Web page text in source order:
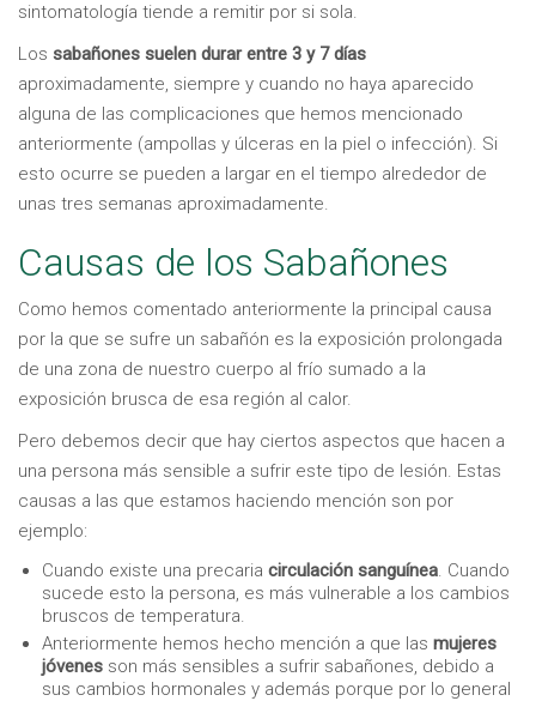
sintomatología tiende a remitir por si sola.
Los sabañones suelen durar entre 3 y 7 días
aproximadamente, siempre y cuando no haya aparecido
alguna de las complicaciones que hemos mencionado
anteriormente (ampollas y úlceras en la piel o infección). Si
esto ocurre se pueden a largar en el tiempo alrededor de
unas tres semanas aproximadamente.
Causas de los Sabañones
Como hemos comentado anteriormente la principal causa
por la que se sufre un sabañón es la exposición prolongada
de una zona de nuestro cuerpo al frío sumado a la
exposición brusca de esa región al calor.
Pero debemos decir que hay ciertos aspectos que hacen a
una persona más sensible a sufrir este tipo de lesión. Estas
causas a las que estamos haciendo mención son por
ejemplo:
Cuando existe una precaria circulación sanguínea. Cuando
sucede esto la persona, es más vulnerable a los cambios
bruscos de temperatura.
Anteriormente hemos hecho mención a que las mujeres
jóvenes son más sensibles a sufrir sabañones, debido a
sus cambios hormonales y además porque por lo general